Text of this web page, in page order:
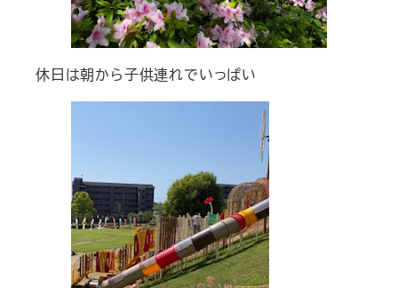
休日は朝から子供連れでいっぱい